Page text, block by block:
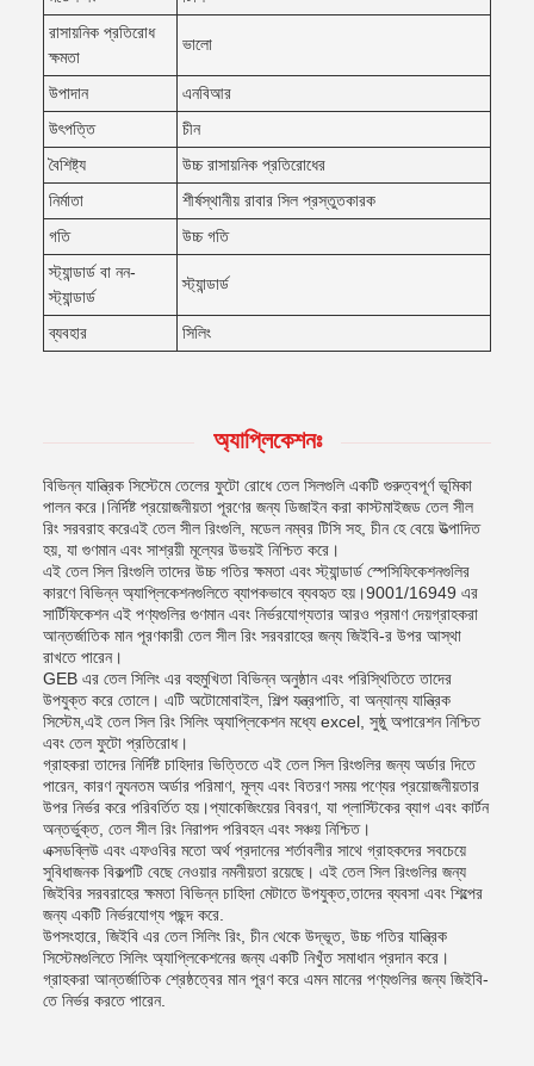
রাসায়নিক প্রতিরোধ
ক্ষমতা
ভালো
উপাদান
এনবিআর
উৎপত্তি
চীন
বৈশিষ্ট্য
উচ্চ রাসায়নিক প্রতিরোধের
নির্মাতা
শীর্ষস্থানীয় রাবার সিল প্রস্তুতকারক
গতি
উচ্চ গতি
স্ট্যান্ডার্ড বা নন-
স্ট্যান্ডার্ড
স্ট্যান্ডার্ড
ব্যবহার সিলিং
অ্যাপ্লিকেশনঃ
বিভিন্ন যান্ত্রিক সিস্টেমে তেলের ফুটো রোধে তেল সিলগুলি একটি গুরুত্বপূর্ণ ভূমিকা
পালন করে।নির্দিষ্ট প্রয়োজনীয়তা পূরণের জন্য ডিজাইন করা কাস্টমাইজড তেল সীল
রিং সরবরাহ করেএই তেল সীল রিংগুলি, মডেল নম্বর টিসি সহ, চীন হে বেয়ে উত্পাদিত
হয়, যা গুণমান এবং সাশ্রয়ী মূল্যের উভয়ই নিশ্চিত করে।
এই তেল সিল রিংগুলি তাদের উচ্চ গতির ক্ষমতা এবং স্ট্যান্ডার্ড স্পেসিফিকেশনগুলির
কারণে বিভিন্ন অ্যাপ্লিকেশনগুলিতে ব্যাপকভাবে ব্যবহৃত হয়।9001/16949 এর
সার্টিফিকেশন এই পণ্যগুলির গুণমান এবং নির্ভরযোগ্যতার আরও প্রমাণ দেয়গ্রাহকরা
আন্তর্জাতিক মান পূরণকারী তেল সীল রিং সরবরাহের জন্য জিইবি-র উপর আস্থা
রাখতে পারেন।
GEB এর তেল সিলিং এর বহুমুখিতা বিভিন্ন অনুষ্ঠান এবং পরিস্থিতিতে তাদের
উপযুক্ত করে তোলে। এটি অটোমোবাইল, শিল্প যন্ত্রপাতি, বা অন্যান্য যান্ত্রিক
সিস্টেম,এই তেল সিল রিং সিলিং অ্যাপ্লিকেশন মধ্যে excel, সুষ্ঠু অপারেশন নিশ্চিত
এবং তেল ফুটো প্রতিরোধ।
গ্রাহকরা তাদের নির্দিষ্ট চাহিদার ভিত্তিতে এই তেল সিল রিংগুলির জন্য অর্ডার দিতে
পারেন, কারণ ন্যূনতম অর্ডার পরিমাণ, মূল্য এবং বিতরণ সময় পণ্যের প্রয়োজনীয়তার
উপর নির্ভর করে পরিবর্তিত হয়।প্যাকেজিংয়ের বিবরণ, যা প্লাস্টিকের ব্যাগ এবং কার্টন
অন্তর্ভুক্ত, তেল সীল রিং নিরাপদ পরিবহন এবং সঞ্চয় নিশ্চিত।
এক্সডব্লিউ এবং এফওবির মতো অর্থ প্রদানের শর্তাবলীর সাথে গ্রাহকদের সবচেয়ে
সুবিধাজনক বিকল্পটি বেছে নেওয়ার নমনীয়তা রয়েছে। এই তেল সিল রিংগুলির জন্য
জিইবির সরবরাহের ক্ষমতা বিভিন্ন চাহিদা মেটাতে উপযুক্ত,তাদের ব্যবসা এবং শিল্পের
জন্য একটি নির্ভরযোগ্য পছন্দ করে.
উপসংহারে, জিইবি এর তেল সিলিং রিং, চীন থেকে উদ্ভূত, উচ্চ গতির যান্ত্রিক
সিস্টেমগুলিতে সিলিং অ্যাপ্লিকেশনের জন্য একটি নিখুঁত সমাধান প্রদান করে।
গ্রাহকরা আন্তর্জাতিক শ্রেষ্ঠত্বের মান পূরণ করে এমন মানের পণ্যগুলির জন্য জিইবি-
তে নির্ভর করতে পারেন.